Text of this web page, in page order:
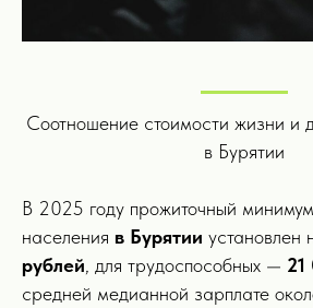
Соотношение стоимости жизни и
в Бурятии
В 2025 году прожиточный
населения в Бурятии установлен
рублей, для трудоспособных — 21
средней медианной зарплате